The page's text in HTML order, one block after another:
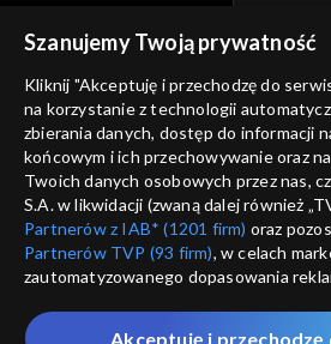
informacje o dostawcy usług
Szanujemy Twoją prywatność
Kliknij "Akceptuję i przechodzę do
na korzystanie z technologii
zbierania danych, dostęp do informacji
końcowym i ich przechowywanie oraz
Twoich danych osobowych przez nas,
S.A. w likwidacji (zwaną dalej również
Partnerów z IAB* (1201 firm) oraz
Partnerów TVP (93 firm), w celach
zautomatyzowanego dopasowania
które wskazujemy poniżej, a także
Akceptuję i przechodzę